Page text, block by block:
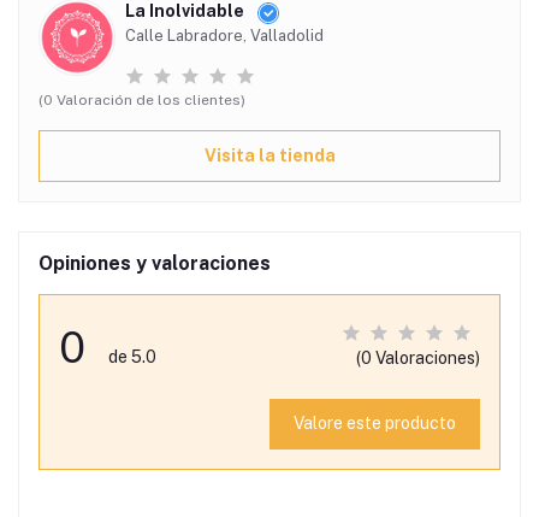
La Inolvidable
Calle Labradore, Valladolid
(0 Valoración de los clientes)
Visita la tienda
Opiniones y valoraciones
0 de 5.0 (0 Valoraciones)
Valore este producto